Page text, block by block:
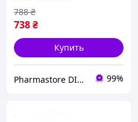
40мл
738₴
788 ₴
Купить
Pharmastore DISCOUNT 99%